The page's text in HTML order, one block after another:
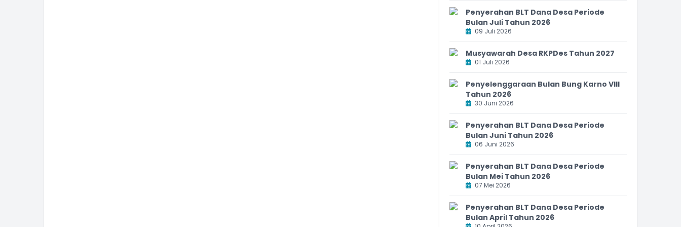
Penyerahan BLT Dana Desa Periode
Bulan Juli Tahun 2026
09 Juli 2026
Musyawarah Desa RKPDes Tahun 2027
01 Juli 2026
Penyelenggaraan Bulan Bung Karno VIII
Tahun 2026
30 Juni 2026
Penyerahan BLT Dana Desa Periode
Bulan Juni Tahun 2026
06 Juni 2026
Penyerahan BLT Dana Desa Periode
Bulan Mei Tahun 2026
07 Mei 2026
Penyerahan BLT Dana Desa Periode
Bulan April Tahun 2026